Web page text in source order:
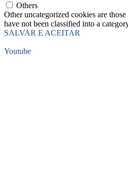
Others
Other uncategorized cookies are
have not been classified into a
SALVAR E ACEITAR
Youtube